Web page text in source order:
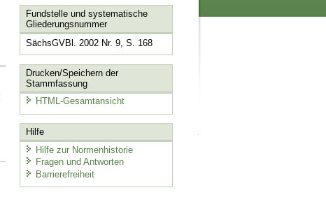
Fundstelle und systematische
Gliederungsnummer
SächsGVBl. 2002 Nr. 9, S. 168
Drucken/Speichern der
Stammfassung
HTML-Gesamtansicht
Hilfe
Hilfe zur Normenhistorie
Fragen und Antworten
Barrierefreiheit